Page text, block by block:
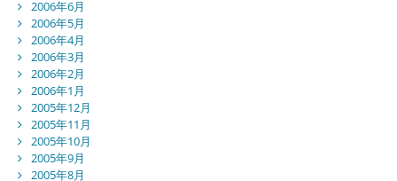
2006年6月
2006年5月
2006年4月
2006年3月
2006年2月
2006年1月
2005年12月
2005年11月
2005年10月
2005年9月
2005年8月